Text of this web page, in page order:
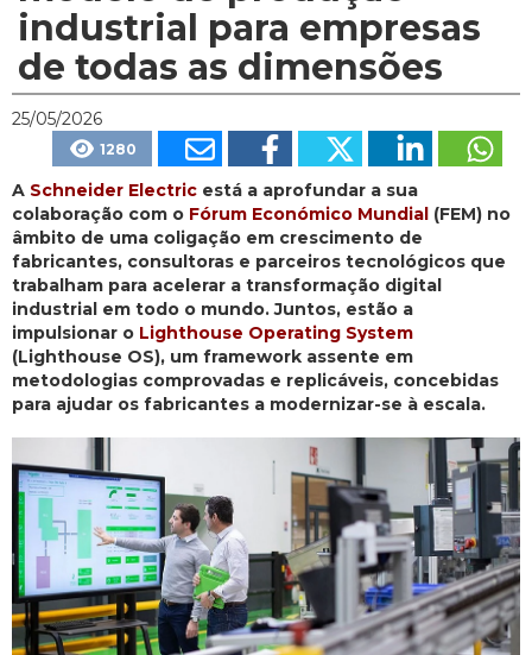
industrial para empresas
de todas as dimensões
25/05/2026
1280
A Schneider Electric está a aprofundar a sua
colaboração com o Fórum Económico Mundial (FEM) no
âmbito de uma coligação em crescimento de
fabricantes, consultoras e parceiros tecnológicos que
trabalham para acelerar a transformação digital
industrial em todo o mundo. Juntos, estão a
impulsionar o Lighthouse Operating System
(Lighthouse OS), um framework assente em
metodologias comprovadas e replicáveis, concebidas
para ajudar os fabricantes a modernizar-se à escala.